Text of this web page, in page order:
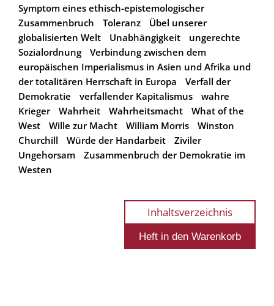
Symptom eines ethisch-epistemologischer
Zusammenbruch
Toleranz
Übel unserer
globalisierten Welt
Unabhängigkeit
ungerechte
Sozialordnung
Verbindung zwischen dem
europäischen Imperialismus in Asien und Afrika und
der totalitären Herrschaft in Europa
Verfall der
Demokratie
verfallender Kapitalismus
wahre
Krieger
Wahrheit Wahrheitsmacht
What of the
West
Wille zur Macht William Morris
Winston
Churchill
Würde der Handarbeit
Ziviler
Ungehorsam
Zusammenbruch der Demokratie im
Westen
Inhaltsverzeichnis